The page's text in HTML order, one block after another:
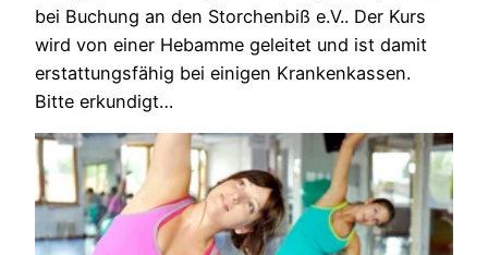
bei Buchung an den Storchenbiß e.V.. Der Kurs
wird von einer Hebamme geleitet und ist damit
erstattungsfähig bei einigen Krankenkassen.
Bitte erkundigt…